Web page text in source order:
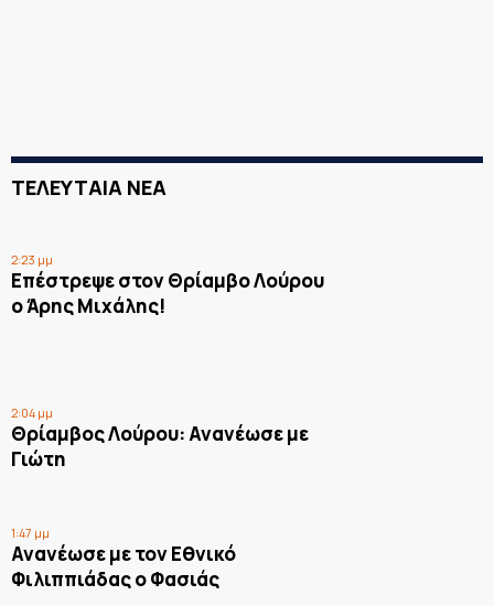
ΤΕΛΕΥΤΑΙΑ ΝΕΑ
2:23 μμ
Επέστρεψε στον Θρίαμβο Λούρου
ο Άρης Μιχάλης!
2:04 μμ
Θρίαμβος Λούρου: Ανανέωσε με
Γιώτη
1:47 μμ
Ανανέωσε με τον Εθνικό
Φιλιππιάδας ο Φασιάς